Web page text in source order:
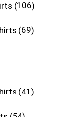
106
69
41